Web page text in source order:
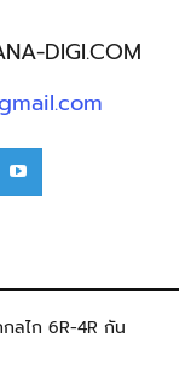
DIGI.COM
ลไก 6R-4R กัน